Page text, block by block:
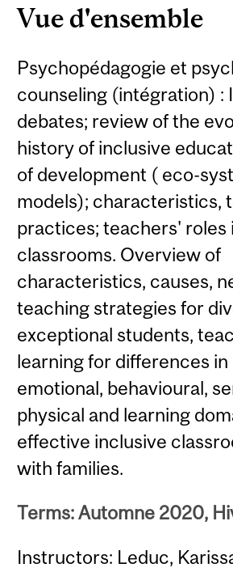
Vue d'ensemble
Psychopédagogie et
counseling (intégration) :
debates; review of the
history of inclusive
of development ( eco-
models); characteristics,
practices; teachers' roles
classrooms. Overview of
characteristics, causes,
teaching strategies for
exceptional students,
learning for differences
emotional, behavioural,
physical and learning
effective inclusive
with families.
Terms: Automne 2020,
Instructors: Leduc,